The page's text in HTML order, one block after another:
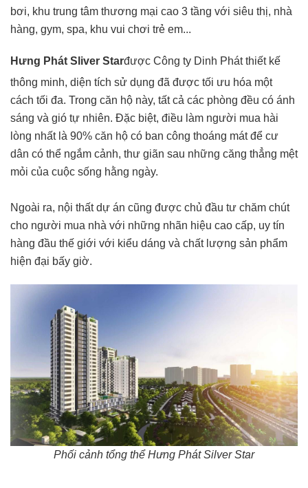
bơi, khu trung tâm thương mại cao 3 tầng với siêu thị, nhà
hàng, gym, spa, khu vui chơi trẻ em...
Hưng Phát Sliver Starđược Công ty Dinh Phát thiết kế
thông minh, diện tích sử dụng đã được tối ưu hóa một
cách tối đa. Trong căn hộ này, tất cả các phòng đều có ánh
sáng và gió tự nhiên. Đặc biệt, điều làm người mua hài
lòng nhất là 90% căn hộ có ban công thoáng mát để cư
dân có thể ngắm cảnh, thư giãn sau những căng thẳng mệt
mỏi của cuộc sống hằng ngày.
Ngoài ra, nội thất dự án cũng được chủ đầu tư chăm chút
cho người mua nhà với những nhãn hiệu cao cấp, uy tín
hàng đầu thế giới với kiểu dáng và chất lượng sản phẩm
hiện đại bấy giờ.
Phối cảnh tổng thể Hưng Phát Silver Star